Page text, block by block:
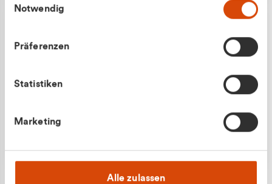
gesammelt haben.
Notwendig
Präferenzen
Statistiken
Marketing
Alle zulassen